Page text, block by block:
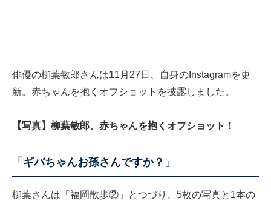
俳優の柳葉敏郎さんは11月27日、自身のInstagramを更
新。赤ちゃんを抱くオフショットを披露しました。
【写真】柳葉敏郎、赤ちゃんを抱くオフショット！
「ギバちゃんお孫さんですか？」
柳葉さんは「福岡散歩②」とつづり、5枚の写真と1本の